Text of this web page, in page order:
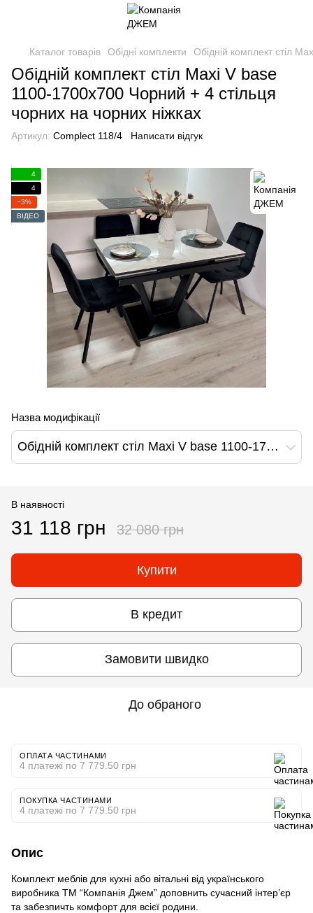
Каталог товарів Обідні комплекти Обідній комплект стіл
Обідній комплект стіл Maxi V base
1100-1700х700 Чорний + 4 стільця
чорних на чорних ніжках
Артикул: Complect 118/4 Написати відгук
4
4
−3%
ВІДЕО
Назва модифікації
Обідній комплект стіл Maxi V base 1100-1700х700 Чорний + 4 стільця чорних на чорних ніжках
В наявності
31 118 грн 32 080 грн
Купити
В кредит
Замовити швидко
До обраного
ОПЛАТА ЧАСТИНАМИ
4 платежі по 7 779.50 грн
ПОКУПКА ЧАСТИНАМИ
4 платежі по 7 779.50 грн
Опис
Комплект меблів для кухні або вітальні від українського
виробника ТМ “Компанія Джем” доповнить сучасний інтер’єр
та забезпичть комфорт для всієї родини.